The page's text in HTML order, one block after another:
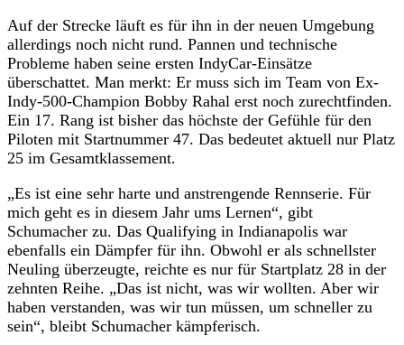
Auf der Strecke läuft es für ihn in der neuen Umgebung
allerdings noch nicht rund. Pannen und technische
Probleme haben seine ersten IndyCar-Einsätze
überschattet. Man merkt: Er muss sich im Team von Ex-
Indy-500-Champion Bobby Rahal erst noch zurechtfinden.
Ein 17. Rang ist bisher das höchste der Gefühle für den
Piloten mit Startnummer 47. Das bedeutet aktuell nur Platz
25 im Gesamtklassement.
„Es ist eine sehr harte und anstrengende Rennserie. Für
mich geht es in diesem Jahr ums Lernen“, gibt
Schumacher zu. Das Qualifying in Indianapolis war
ebenfalls ein Dämpfer für ihn. Obwohl er als schnellster
Neuling überzeugte, reichte es nur für Startplatz 28 in der
zehnten Reihe. „Das ist nicht, was wir wollten. Aber wir
haben verstanden, was wir tun müssen, um schneller zu
sein“, bleibt Schumacher kämpferisch.